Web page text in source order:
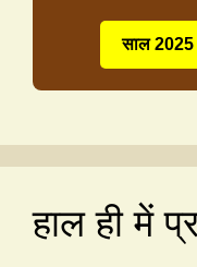
साल 2025
हाल ही में